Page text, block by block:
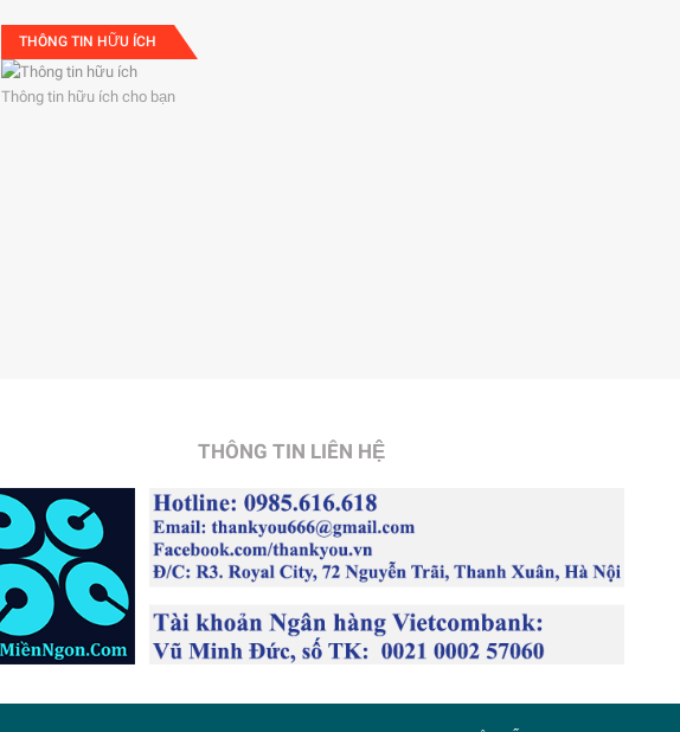
THÔNG TIN HỮU ÍCH
Thông tin hữu ích cho bạn
THÔNG TIN LIÊN HỆ